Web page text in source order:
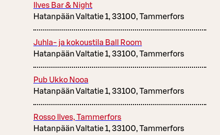
Ilves Bar & Night
Hatanpään Valtatie 1, 33100, Tammerfors
Juhla- ja kokoustila Ball Room
Hatanpään Valtatie 1, 33100, Tammerfors
Pub Ukko Nooa
Hatanpään Valtatie 1, 33100, Tammerfors
Rosso Ilves, Tammerfors
Hatanpään Valtatie 1, 33100, Tammerfors